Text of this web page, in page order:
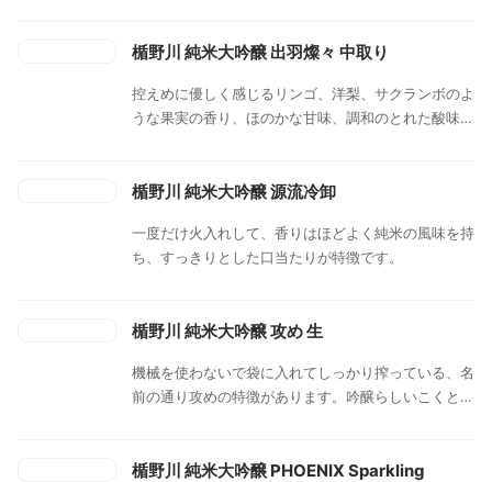
楯野川 純米大吟醸 出羽燦々 中取り
控えめに優しく感じるリンゴ、洋梨、サクランボのよ
うな果実の香り、ほのかな甘味、調和のとれた酸味、
楯野川 純米大吟醸 源流冷卸
一度だけ火入れして、香りはほどよく純米の風味を持
ち、すっきりとした口当たりが特徴です。
楯野川 純米大吟醸 攻め 生
機械を使わないで袋に入れてしっかり搾っている、名
前の通り攻めの特徴があります。吟醸らしいこくと生
楯野川 純米大吟醸 PHOENIX Sparkling